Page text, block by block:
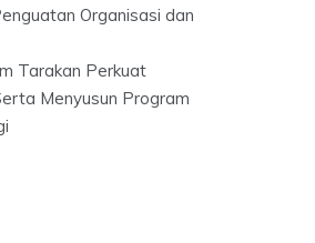
Organisasi dan
Tarakan Perkuat
Menyusun Program